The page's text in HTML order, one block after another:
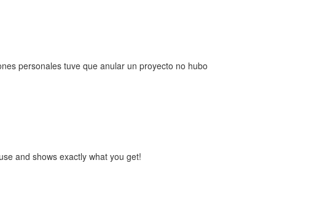
personales tuve que anular un proyecto no hubo
and shows exactly what you get!